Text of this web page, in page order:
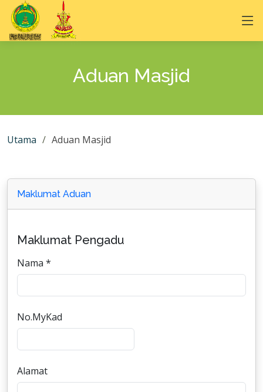
Aduan Masjid
Utama Aduan Masjid
Maklumat Aduan
Maklumat Pengadu
Nama *
No.MyKad
Alamat